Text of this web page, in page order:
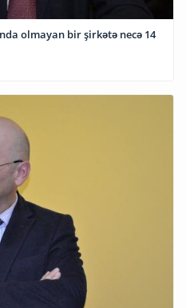
olmayan bir şirkətə necə 14